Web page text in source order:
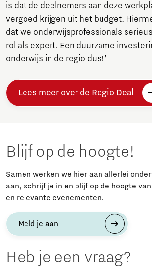
is dat de deelnemers aan deze
vergoed krijgen uit het budget.
dat we onderwijsprofessionals
rol als expert. Een duurzame
onderwijs in de regio dus!’
Lees meer over de Regio Deal
Blijf op de hoogte!
Samen werken we hier aan allerlei
aan, schrijf je in en blijf op de hoogte
en relevante evenementen.
Meld je aan
Heb je een vraag?